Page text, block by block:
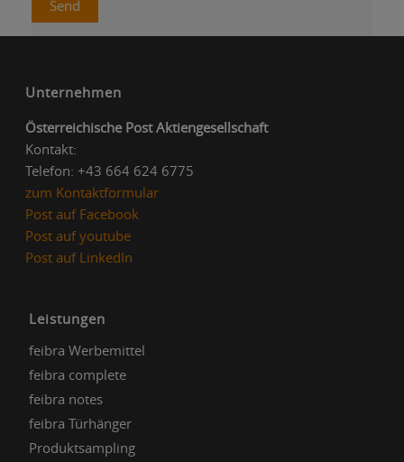
URL*
Send
Unternehmen
Österreichische Post Aktiengesellschaft
Kontakt:
Telefon: +43 664 624 6775
zum Kontaktformular
Post auf Facebook
Post auf youtube
Post auf LinkedIn
Leistungen
feibra Werbemittel
feibra complete
feibra notes
feibra Türhänger
Produktsampling